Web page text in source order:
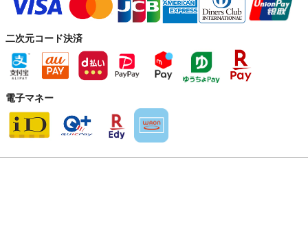
二次元コード決済
電子マネー